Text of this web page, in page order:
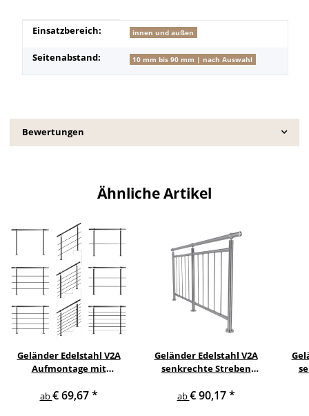
Produkteigenschaft
Wert
Einsatzbereich: innen und außen
Seitenabstand: 10 mm bis 90 mm | nach Auswahl
Bewertungen
Ähnliche Artikel
Geländer Edelstahl V2A
Aufmontage mit
Querstreben
ab€ 69,67*
Geländer Edelstahl V2A
senkrechte Streben
ab€ 90,17*